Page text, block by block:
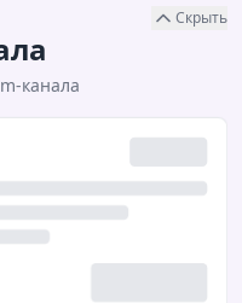
Скрыть
канала